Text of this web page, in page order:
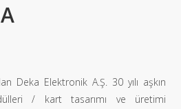
Deka Elektronik A.Ş. 30 yılı aşkın
/ kart tasarımı ve üretimi